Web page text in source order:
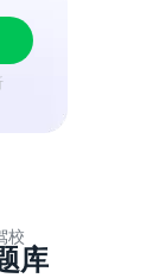
校
库